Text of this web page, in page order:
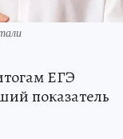
ЕГЭ
показатель